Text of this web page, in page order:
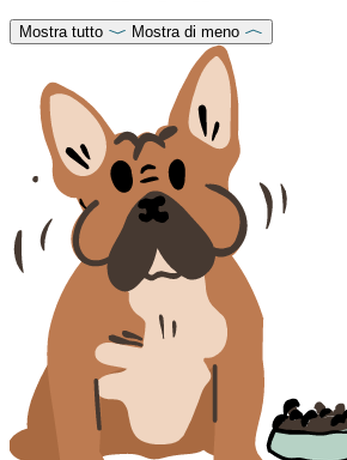
Mostra tutto Mostra di meno